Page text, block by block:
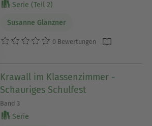
Serie (Teil 2)
Susanne Glanzner
0 Bewertungen
Krawall im Klassenzimmer -
Schauriges Schulfest
Band 3
Serie